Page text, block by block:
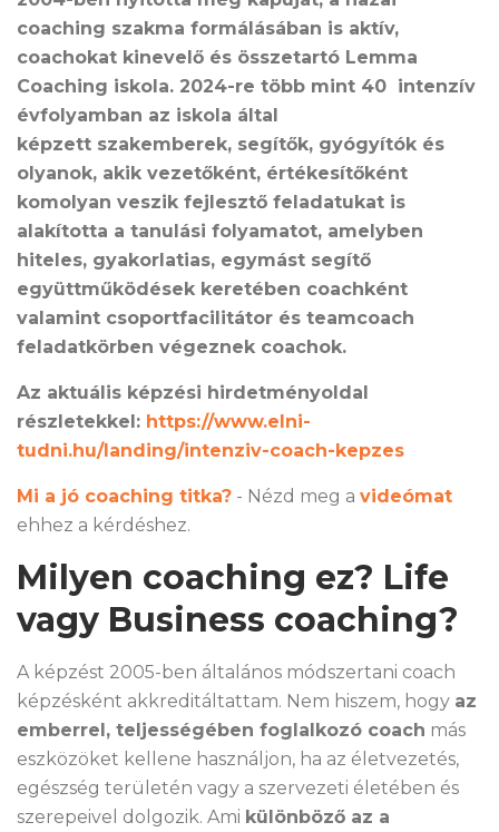
coaching szakma formálásában is aktív,
coachokat kinevelő és összetartó Lemma
Coaching iskola. 2024-re több mint 40 intenzív
évfolyamban az iskola által
képzett szakemberek, segítők, gyógyítók és
olyanok, akik vezetőként, értékesítőként
komolyan veszik fejlesztő feladatukat is
alakította a tanulási folyamatot, amelyben
hiteles, gyakorlatias, egymást segítő
együttműködések keretében coachként
valamint csoportfacilitátor és teamcoach
feladatkörben végeznek coachok.
Az aktuális képzési hirdetményoldal
részletekkel: https://www.elni-
tudni.hu/landing/intenziv-coach-kepzes
Mi a jó coaching titka? - Nézd meg a videómat
ehhez a kérdéshez.
Milyen coaching ez? Life
vagy Business coaching?
A képzést 2005-ben általános módszertani coach
képzésként akkreditáltattam. Nem hiszem, hogy az
emberrel, teljességében foglalkozó coach más
eszközöket kellene használjon, ha az életvezetés,
egészség területén vagy a szervezeti életében és
szerepeivel dolgozik. Ami különböző az a